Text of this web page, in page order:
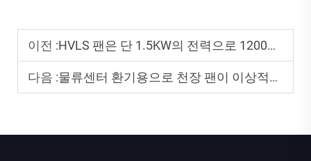
이전 :HVLS 팬은 단 1.5KW의 전력으로 1200㎡를 커버합니다
다음 :물류센터 환기용으로 천장 팬이 이상적인 이유는 무엇인가요?